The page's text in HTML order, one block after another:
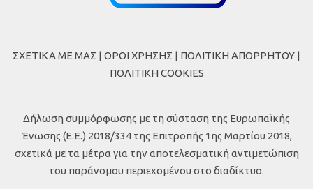
ΣΧΕΤΙΚΑ ΜΕ ΜΑΣ | ΟΡΟΙ ΧΡΗΣΗΣ | ΠΟΛΙΤΙΚΗ ΑΠΟΡΡΗΤΟΥ |
ΠΟΛΙΤΙΚΗ COOKIES
Δήλωση συμμόρφωσης με τη σύσταση της Ευρωπαϊκής
Ένωσης (Ε.Ε.) 2018/334 της Επιτροπής 1ης Μαρτίου 2018,
σχετικά με τα μέτρα για την αποτελεσματική αντιμετώπιση
του παράνομου περιεχομένου στο διαδίκτυο.